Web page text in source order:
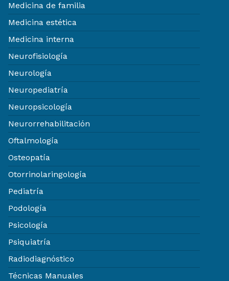
Medicina de familia
Medicina estética
Medicina interna
Neurofisiología
Neurología
Neuropediatría
Neuropsicología
Neurorrehabilitación
Oftalmología
Osteopatía
Otorrinolaringología
Pediatría
Podología
Psicología
Psiquiatría
Radiodiagnóstico
Técnicas Manuales